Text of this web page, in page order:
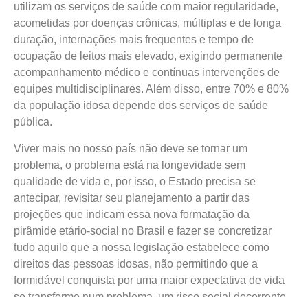
utilizam os serviços de saúde com maior regularidade,
acometidas por doenças crônicas, múltiplas e de longa
duração, internações mais frequentes e tempo de
ocupação de leitos mais elevado, exigindo permanente
acompanhamento médico e contínuas intervenções de
equipes multidisciplinares. Além disso, entre 70% e 80%
da população idosa depende dos serviços de saúde
pública.
Viver mais no nosso país não deve se tornar um
problema, o problema está na longevidade sem
qualidade de vida e, por isso, o Estado precisa se
antecipar, revisitar seu planejamento a partir das
projeções que indicam essa nova formatação da
pirâmide etário-social no Brasil e fazer se concretizar
tudo aquilo que a nossa legislação estabelece como
direitos das pessoas idosas, não permitindo que a
formidável conquista por uma maior expectativa de vida